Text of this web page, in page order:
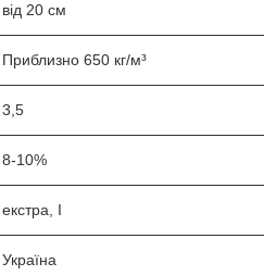
від 20 см
Приблизно 650 кг/м³
3,5
8-10%
екстра, I
Україна